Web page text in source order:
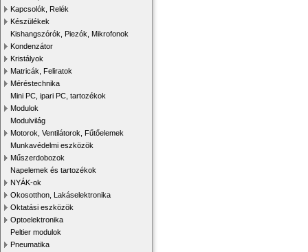
Kapcsolók, Relék
Készülékek
Kishangszórók, Piezók, Mikrofonok
Kondenzátor
Kristályok
Matricák, Feliratok
Méréstechnika
Mini PC, ipari PC, tartozékok
Modulok
Modulvilág
Motorok, Ventilátorok, Fűtőelemek
Munkavédelmi eszközök
Műszerdobozok
Napelemek és tartozékok
NYÁK-ok
Okosotthon, Lakáselektronika
Oktatási eszközök
Optoelektronika
Peltier modulok
Pneumatika